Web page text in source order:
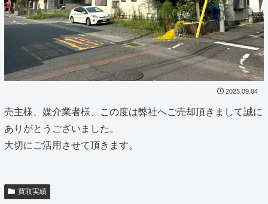
2025.09.04
売主様、媒介業者様、この度は弊社へご売却頂きまして誠に
ありがとうございました。
大切にご活用させて頂きます。
買取実績